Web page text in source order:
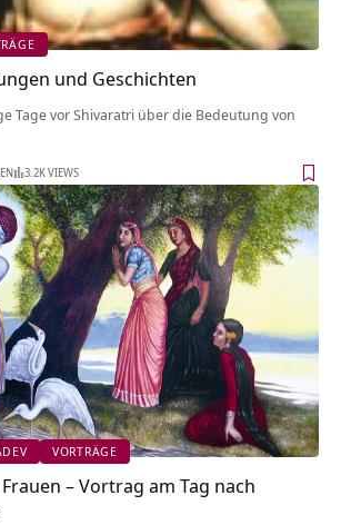
und Geschichten
Tage vor Shivaratri über die Bedeutung von
3.2K VIEWS
VORTRÄGE
– Vortrag am Tag nach